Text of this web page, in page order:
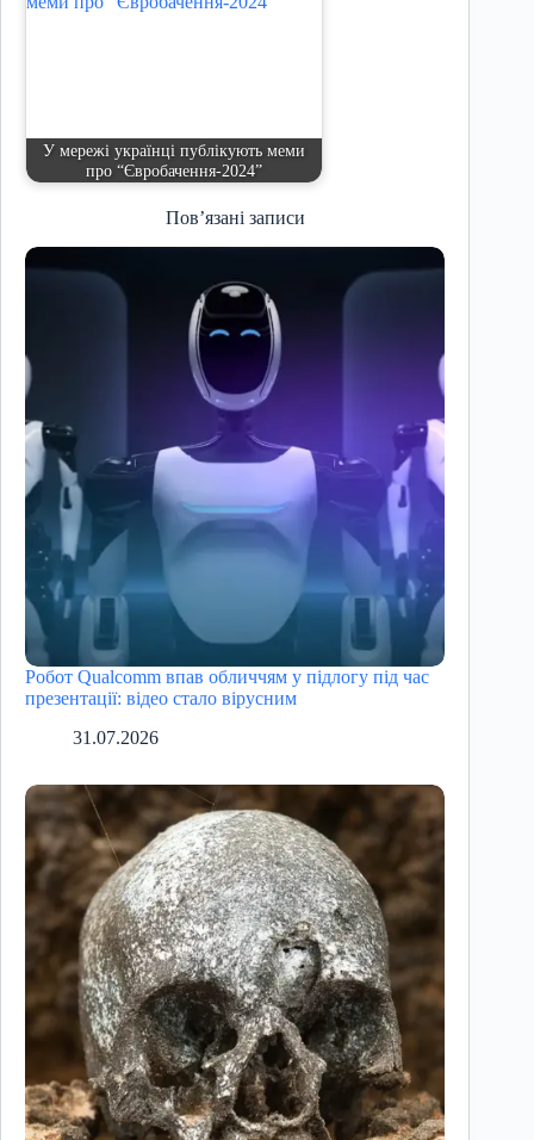
У мережі українці публікують меми
про “Євробачення-2024”
Пов’язані записи
Робот Qualcomm впав обличчям у підлогу під час
презентації: відео стало вірусним
31.07.2026